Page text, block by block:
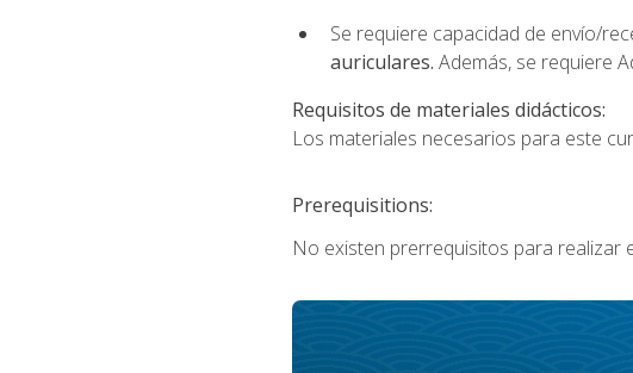
Se requiere capacidad de envío/
auriculares. Además, se requiere
Requisitos de materiales didácticos:
Los materiales necesarios para este
Prerequisitions:
No existen prerrequisitos para realizar